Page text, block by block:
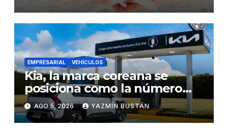
EMPRESARIAL VEHÍCULOS
Kia, la marca coreana se
posiciona como la número
uno en ventas de vehículos
eléctricos en Ecuador
durante julio
AGO 5, 2026 YAZMÍN BUSTÁN